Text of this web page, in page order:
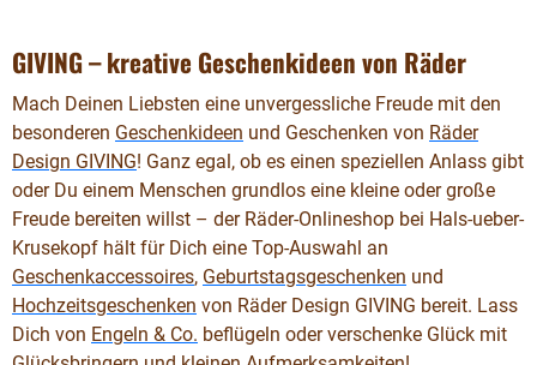
GIVING – kreative Geschenkideen von Räder
Mach Deinen Liebsten eine unvergessliche Freude mit den
besonderen Geschenkideen und Geschenken von Räder
Design GIVING! Ganz egal, ob es einen speziellen Anlass gibt
oder Du einem Menschen grundlos eine kleine oder große
Freude bereiten willst – der Räder-Onlineshop bei Hals-ueber-
Krusekopf hält für Dich eine Top-Auswahl an
Geschenkaccessoires, Geburtstagsgeschenken und
Hochzeitsgeschenken von Räder Design GIVING bereit. Lass
Dich von Engeln & Co. beflügeln oder verschenke Glück mit